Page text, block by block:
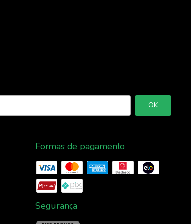
Formas de pagamento
Segurança